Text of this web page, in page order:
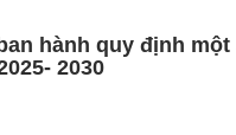
hành quy định
2030